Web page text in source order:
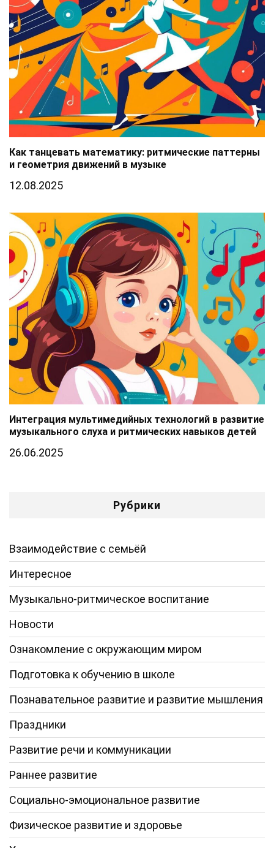
Как танцевать математику: ритмические паттерны
и геометрия движений в музыке
12.08.2025
Интеграция мультимедийных технологий в развитие
музыкального слуха и ритмических навыков детей
26.06.2025
Рубрики
Взаимодействие с семьёй
Интересное
Музыкально-ритмическое воспитание
Новости
Ознакомление с окружающим миром
Подготовка к обучению в школе
Познавательное развитие и развитие мышления
Праздники
Развитие речи и коммуникации
Раннее развитие
Социально-эмоциональное развитие
Физическое развитие и здоровье